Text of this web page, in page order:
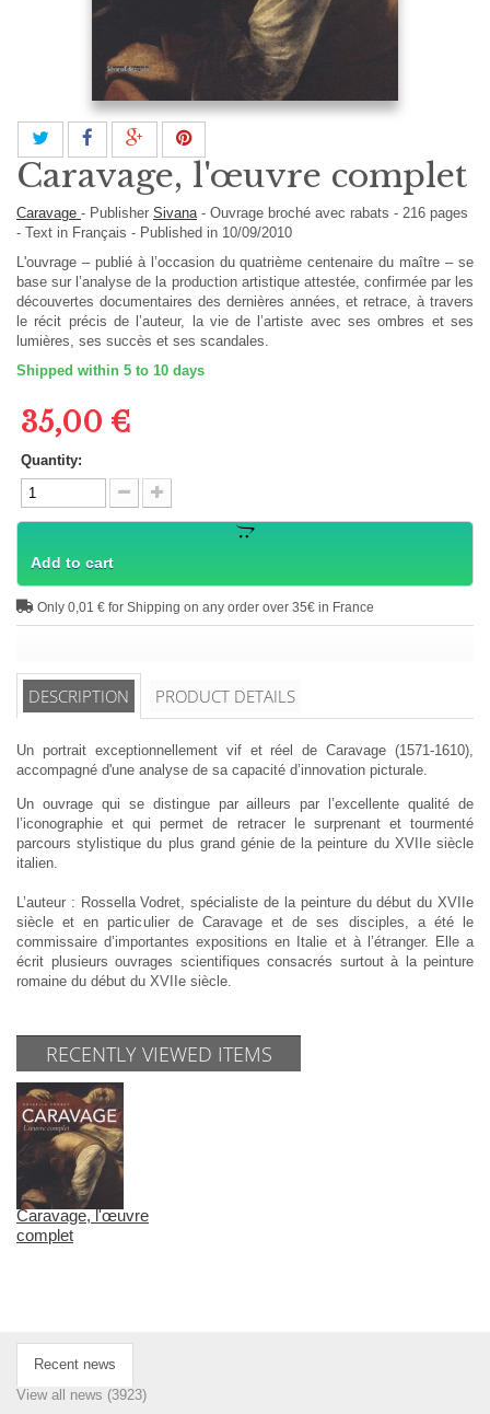
Caravage, l'œuvre complet
Caravage - Publisher Sivana - Ouvrage broché avec rabats - 216 pages
- Text in Français - Published in 10/09/2010
L'ouvrage – publié à l’occasion du quatrième centenaire du maître – se
base sur l’analyse de la production artistique attestée, confirmée par les
découvertes documentaires des dernières années, et retrace, à travers
le récit précis de l’auteur, la vie de l’artiste avec ses ombres et ses
lumières, ses succès et ses scandales.
Shipped within 5 to 10 days
35,00 €
Quantity:
Add to cart
Only 0,01 € for Shipping on any order over 35€ in France
DESCRIPTION PRODUCT DETAILS
Un portrait exceptionnellement vif et réel de Caravage (1571-1610),
accompagné d'une analyse de sa capacité d’innovation picturale.
Un ouvrage qui se distingue par ailleurs par l’excellente qualité de
l’iconographie et qui permet de retracer le surprenant et tourmenté
parcours stylistique du plus grand génie de la peinture du XVIIe siècle
italien.
L’auteur : Rossella Vodret, spécialiste de la peinture du début du XVIIe
siècle et en particulier de Caravage et de ses disciples, a été le
commissaire d’importantes expositions en Italie et à l’étranger. Elle a
écrit plusieurs ouvrages scientifiques consacrés surtout à la peinture
romaine du début du XVIIe siècle.
RECENTLY VIEWED ITEMS
Caravage, l'œuvre
complet
Recent news
View all news (3923)